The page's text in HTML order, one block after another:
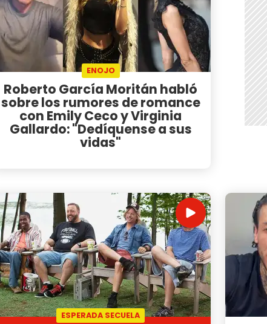
ENOJO
Roberto García Moritán habló
sobre los rumores de romance
con Emily Ceco y Virginia
Gallardo: "Dedíquense a sus
vidas"
ESPERADA SECUELA